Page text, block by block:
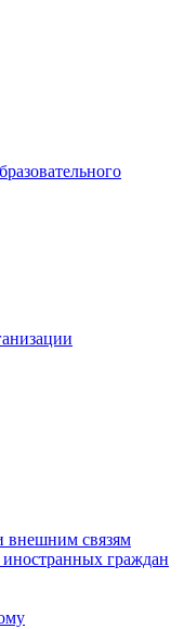
внешним связям
иностранных граждан